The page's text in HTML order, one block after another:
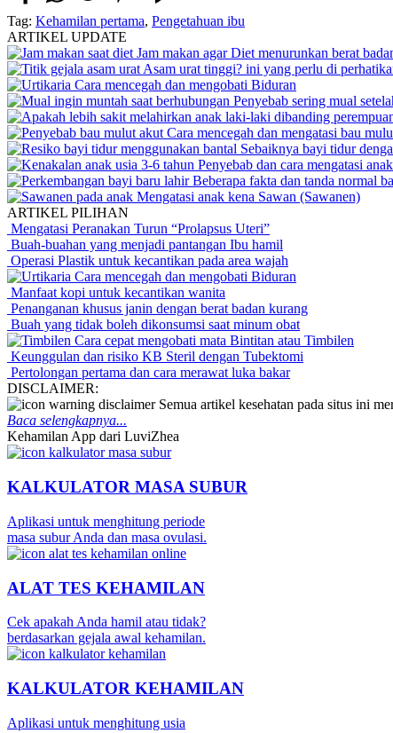
Tag: Kehamilan pertama, Pengetahuan ibu
ARTIKEL UPDATE
Jam makan agar Diet menurunkan berat
Asam urat tinggi? ini yang perlu di
Cara mencegah dan mengobati Biduran
Penyebab sering mual
Cara mencegah dan mengatasi bau
Sebaiknya bayi tidur
Penyebab dan cara mengatasi
Beberapa fakta dan tanda normal
Mengatasi anak kena Sawan (Sawanen)
ARTIKEL PILIHAN
Mengatasi Peranakan Turun “Prolapsus Uteri”
Buah-buahan yang menjadi pantangan Ibu hamil
Operasi Plastik untuk kecantikan pada area wajah
Cara mencegah dan mengobati Biduran
Manfaat kopi untuk kecantikan wanita
Penanganan khusus janin dengan berat badan kurang
Buah yang tidak boleh dikonsumsi saat minum obat
Cara cepat mengobati mata Bintitan atau Timbilen
Keunggulan dan risiko KB Steril dengan Tubektomi
Pertolongan pertama dan cara merawat luka bakar
DISCLAIMER:
Semua artikel kesehatan pada situs ini
Baca selengkapnya...
Kehamilan App dari LuviZhea
KALKULATOR MASA SUBUR
Aplikasi untuk menghitung periode
masa subur Anda dan masa ovulasi.
ALAT TES KEHAMILAN
Cek apakah Anda hamil atau tidak?
berdasarkan gejala awal kehamilan.
KALKULATOR KEHAMILAN
Aplikasi untuk menghitung usia